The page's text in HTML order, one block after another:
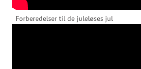
Forberedelser til de juleløses jul